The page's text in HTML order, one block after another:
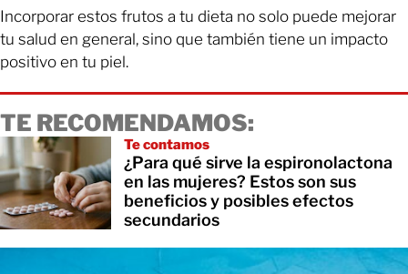
Incorporar estos frutos a tu dieta no solo puede mejorar
tu salud en general, sino que también tiene un impacto
positivo en tu piel.
TE RECOMENDAMOS:
Te contamos
¿Para qué sirve la espironolactona
en las mujeres? Estos son sus
beneficios y posibles efectos
secundarios